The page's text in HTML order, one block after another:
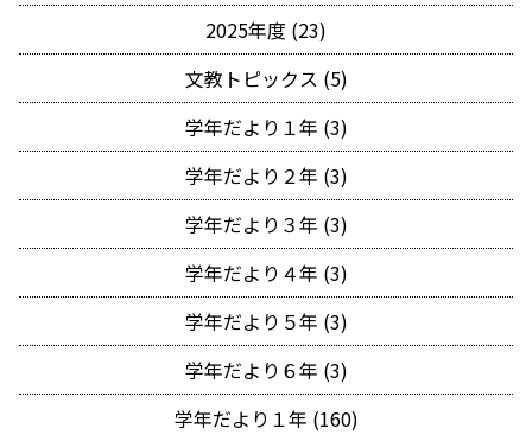
2025年度 (23)
文教トピックス (5)
学年だより１年 (3)
学年だより２年 (3)
学年だより３年 (3)
学年だより４年 (3)
学年だより５年 (3)
学年だより６年 (3)
学年だより１年 (160)